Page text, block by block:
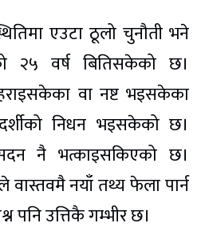
एउटा ठूलो चुनौती भने
२५ वर्ष बितिसकेको छ।
वा नष्ट भइसकेका
निधन भइसकेको छ।
नै भत्काइसकिएको छ।
नयाँ तथ्य फेला पार्न
पनि उत्तिकै गम्भीर छ।